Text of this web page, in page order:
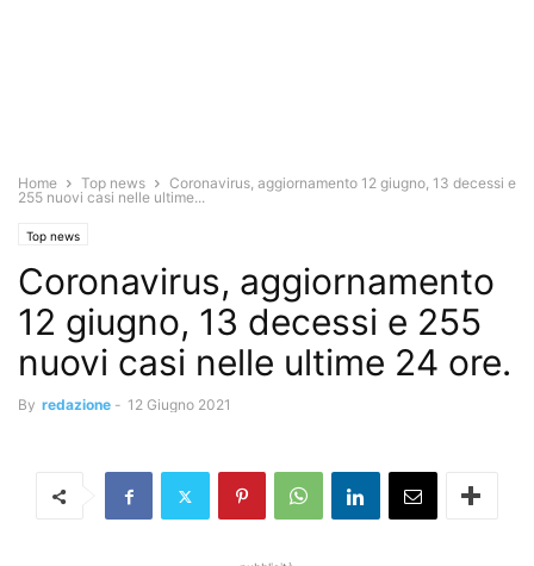
Home Top news
Coronavirus, aggiornamento 12 giugno, 13 decessi e
255 nuovi casi nelle ultime...
Top news
Coronavirus, aggiornamento
12 giugno, 13 decessi e 255
nuovi casi nelle ultime 24 ore.
By redazione - 12 Giugno 2021